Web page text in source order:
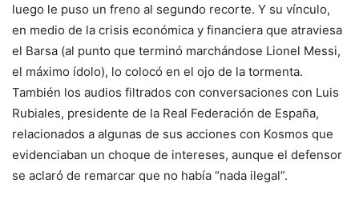
luego le puso un freno al segundo recorte. Y su vínculo,
en medio de la crisis económica y financiera que atraviesa
el Barsa (al punto que terminó marchándose Lionel Messi,
el máximo ídolo), lo colocó en el ojo de la tormenta.
También los audios filtrados con conversaciones con Luis
Rubiales, presidente de la Real Federación de España,
relacionados a algunas de sus acciones con Kosmos que
evidenciaban un choque de intereses, aunque el defensor
se aclaró de remarcar que no había “nada ilegal”.